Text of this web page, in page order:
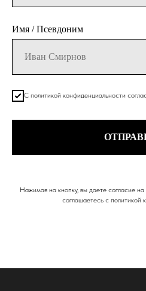
Имя / Псевдоним
С политикой конфиденциальности
Нажимая на кнопку, вы даете согласие
соглашаетесь c политикой